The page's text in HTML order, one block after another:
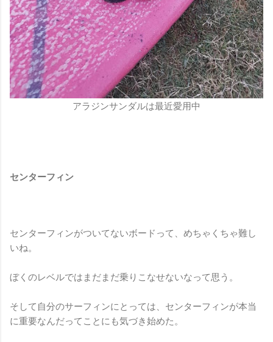
アラジンサンダルは最近愛用中
センターフィン
センターフィンがついてないボードって、めちゃくちゃ難し
いね。
ぼくのレベルではまだまだ乗りこなせないなって思う。
そして自分のサーフィンにとっては、センターフィンが本当
に重要なんだってことにも気づき始めた。